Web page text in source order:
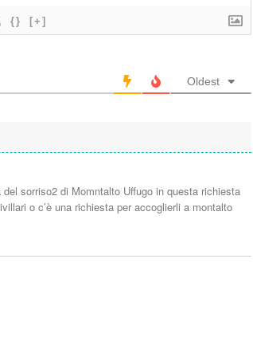
{} [+]
Oldest
sorriso2 di Momntalto Uffugo in questa richiesta
o c’è una richiesta per accoglierli a montalto